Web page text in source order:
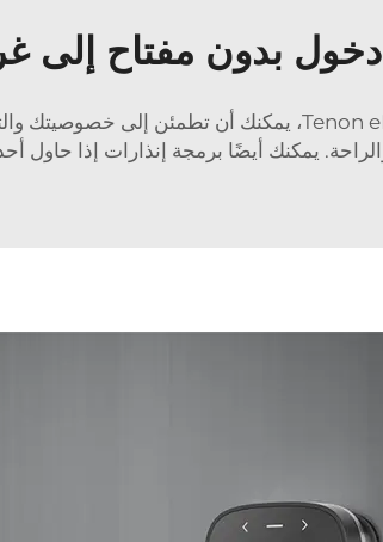
دخول بدون مفتاح إلى